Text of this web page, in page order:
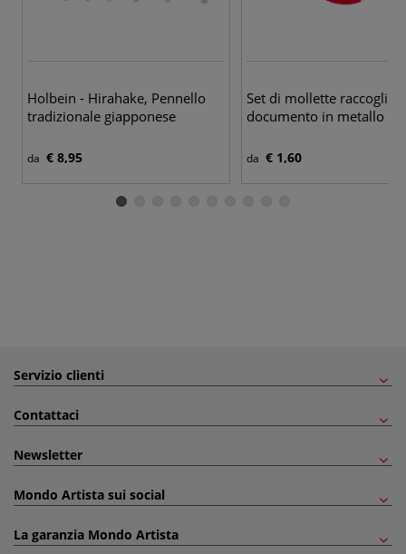
Holbein - Hirahake, Pennello
tradizionale giapponese
da € 8,95
Set di mollette raccogli
documento in metallo
da € 1,60
Servizio clienti
Contattaci
Newsletter
Mondo Artista sui social
La garanzia Mondo Artista